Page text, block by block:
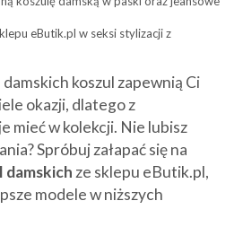
eButik.pl w seksi stylizacji z
koszul zapewnią Ci
okazji, dlatego z
mieć w kolekcji. Nie lubisz
Spróbuj załapać się na
damskich ze sklepu eButik.pl,
modele w niższych